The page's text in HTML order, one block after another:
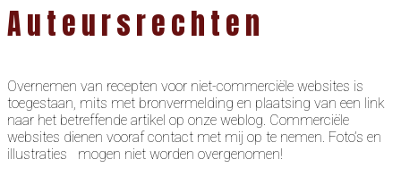
Auteursrechten
Overnemen van recepten voor niet-commerciële websites is
toegestaan, mits met bronvermelding en plaatsing van een link
naar het betreffende artikel op onze weblog. Commerciële
websites dienen vooraf contact met mij op te nemen. Foto’s en
illustraties mogen niet worden overgenomen!